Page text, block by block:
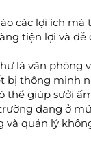
các lợi ích
tiện lợi và
là văn phòng
thông minh
giúp sưởi
đang ở
quản lý